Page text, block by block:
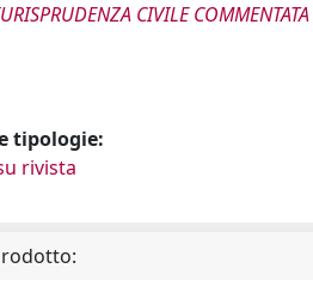
CIVILE COMMENTATA
tipologie:
rivista